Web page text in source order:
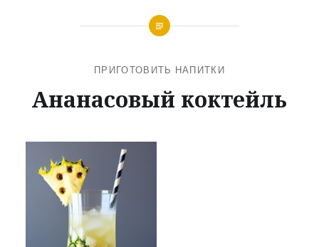
ПРИГОТОВИТЬ НАПИТКИ
Ананасовый коктейль